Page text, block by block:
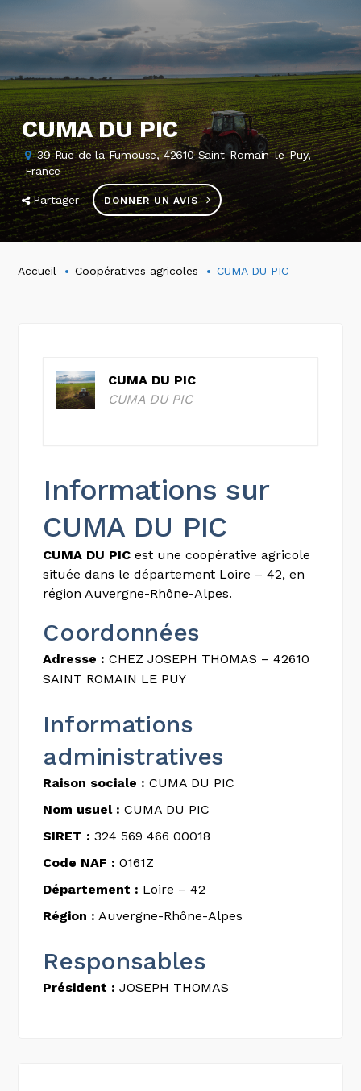
CUMA DU PIC
39 Rue de la Fumouse, 42610 Saint-Romain-le-Puy,
France
Partager DONNER UN AVIS
Accueil Coopératives agricoles CUMA DU PIC
CUMA DU PIC
CUMA DU PIC
Informations sur
CUMA DU PIC
CUMA DU PIC est une coopérative agricole
située dans le département Loire – 42, en
région Auvergne-Rhône-Alpes.
Coordonnées
Adresse : CHEZ JOSEPH THOMAS – 42610
SAINT ROMAIN LE PUY
Informations
administratives
Raison sociale : CUMA DU PIC
Nom usuel : CUMA DU PIC
SIRET : 324 569 466 00018
Code NAF : 0161Z
Département : Loire – 42
Région : Auvergne-Rhône-Alpes
Responsables
Président : JOSEPH THOMAS